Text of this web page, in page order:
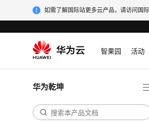
如需了解国际站更多云产品，请访问国际
智果园 活动
华为乾坤
NAC认证用户数占规格的
值
ALM-303046736 IP地址
降到告警阈值下限